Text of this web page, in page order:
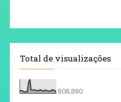
Total de visualizações
808,880